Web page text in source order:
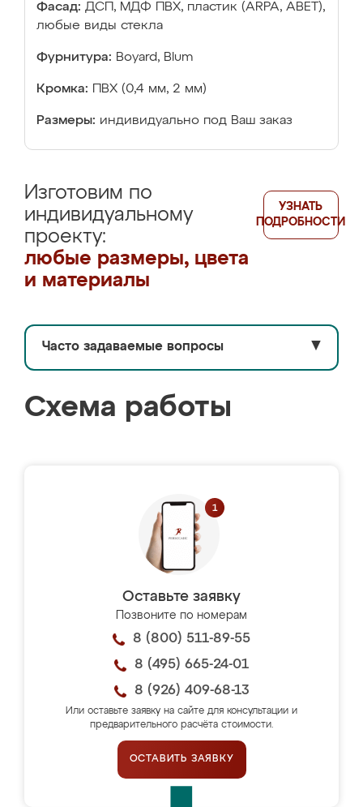
Фасад: ДСП, МДФ ПВХ, пластик (ARPA, ABET),
любые виды стекла
Фурнитура: Boyard, Blum
Кромка: ПВХ (0,4 мм, 2 мм)
Размеры: индивидуально под Ваш заказ
Изготовим по
индивидуальному
проекту:
любые размеры, цвета
и материалы
УЗНАТЬ
ПОДРОБНОСТИ
Часто задаваемые вопросы ▼
Схема работы
Оставьте заявку
Позвоните по номерам
8 (800) 511-89-55
8 (495) 665-24-01
8 (926) 409-68-13
Или оставьте заявку на сайте для консультации и
предварительного расчёта стоимости.
ОСТАВИТЬ ЗАЯВКУ